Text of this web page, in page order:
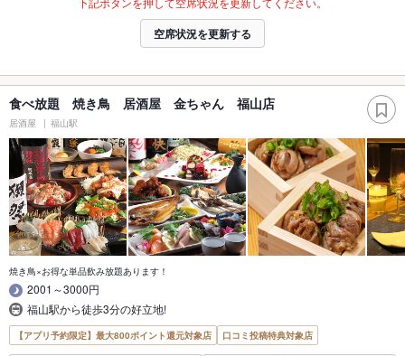
空席状況を更新する
食べ放題 焼き鳥 居酒屋 金ちゃん 福山店
居酒屋 福山駅
焼き鳥×お得な単品飲み放題あります！
2001～3000円
福山駅から徒歩3分の好立地!
【アプリ予約限定】最大800ポイント還元対象店 口コミ投稿特典対象店